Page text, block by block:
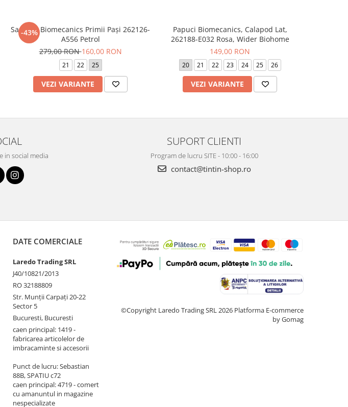
-43%
Sandale Biomecanics Primii Pași 262126-
A556 Petrol
279,00 RON160,00 RON
21 22 25
VEZI VARIANTE
Papuci Biomecanics, Calapod Lat,
262188-E032 Rosa, Wider Biohome
149,00 RON
20 21 22 23 24 25 26
VEZI VARIANTE
in social media
SUPORT CLIENTI
Program de lucru SITE - 10:00 - 16:00
contact@tintin-shop.ro
DATE COMERCIALE
Laredo Trading SRL
J40/10821/2013
RO 32188809
Str. Munții Carpați 20-22
Sector 5
Bucuresti, Bucuresti
caen principal: 1419 -
fabricarea articolelor de
imbracaminte si accesorii
Punct de lucru: Sebastian
88B, SPATIU c72
caen principal: 4719 - comert
cu amanuntul in magazine
nespecializate
©Copyright Laredo Trading SRL 2026 Platforma E-commerce
by Gomag